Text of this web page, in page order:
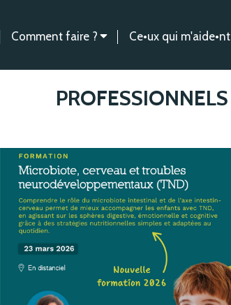
Comment faire ? Ce•ux qui m'aide•nt
PROFESSIONNELS